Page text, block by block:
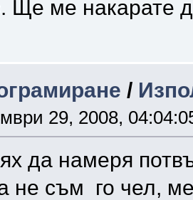
ме накарате
/
29, 2008,
да намеря
не съм го чел,